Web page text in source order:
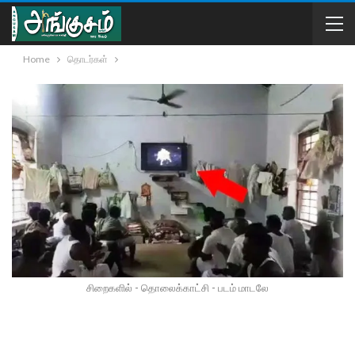
Home தொடர்கள்
சிறைகளில் - தொலைக்காட்சி - படம் மாடலே